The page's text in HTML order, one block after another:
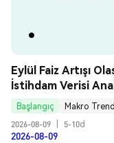
Eylül Faiz Artışı
İstihdam Verisi
Başlangıç
Makro
2026-08-09
5-10d
2026-08-09